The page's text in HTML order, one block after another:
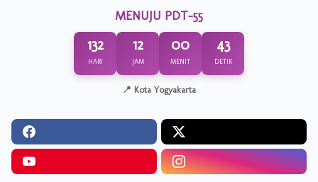
MENUJU PDT-55
132
HARI
12
JAM
00
MENIT
43
DETIK
📍 Kota Yogyakarta